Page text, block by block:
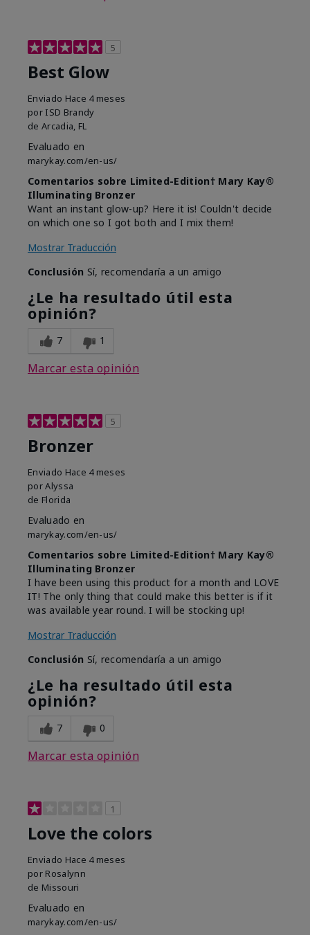
5
Best Glow
Enviado Hace 4 meses
por ISD Brandy
de Arcadia, FL
Evaluado en
marykay.com/en-us/
Comentarios sobre Limited-Edition† Mary Kay®
Illuminating Bronzer
Want an instant glow-up? Here it is! Couldn't decide
on which one so I got both and I mix them!
Mostrar Traducción
Conclusión Sí, recomendaría a un amigo
¿Le ha resultado útil esta
opinión?
7 1
Marcar esta opinión
5
Bronzer
Enviado Hace 4 meses
porAlyssa
de Florida
Evaluado en
marykay.com/en-us/
Comentarios sobre Limited-Edition† Mary Kay®
Illuminating Bronzer
I have been using this product for a month and LOVE
IT! The only thing that could make this better is if it
was available year round. I will be stocking up!
Mostrar Traducción
Conclusión Sí, recomendaría a un amigo
¿Le ha resultado útil esta
opinión?
7 0
Marcar esta opinión
1
Love the colors
Enviado Hace 4 meses
por Rosalynn
de Missouri
Evaluado en
marykay.com/en-us/